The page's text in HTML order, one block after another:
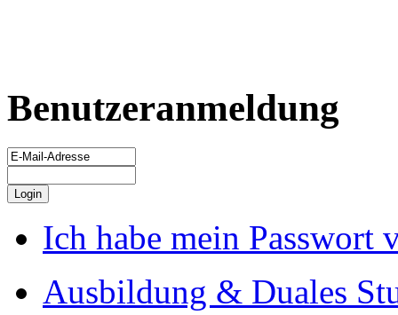
Benutzeranmeldung
Ich habe mein Passwort
Ausbildung & Duales